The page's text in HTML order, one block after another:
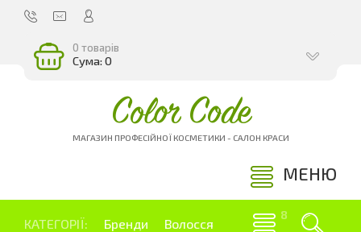
0 товарів
Сума: 0
Color Code
МАГАЗИН ПРОФЕСІЙНОЇ КОСМЕТИКИ - САЛОН КРАСИ
МЕНЮ
КАТЕГОРІЇ: Бренди Волосся